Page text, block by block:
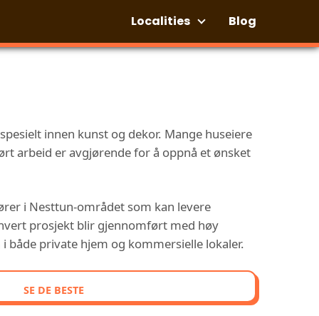
Localities Blog
innen kunst og dekor. Mange huseiere
arbeid er avgjørende for å oppnå et ønsket
i Nesttun-området som kan levere
prosjekt blir gjennomført med høy
private hjem og kommersielle lokaler.
SE DE BESTE